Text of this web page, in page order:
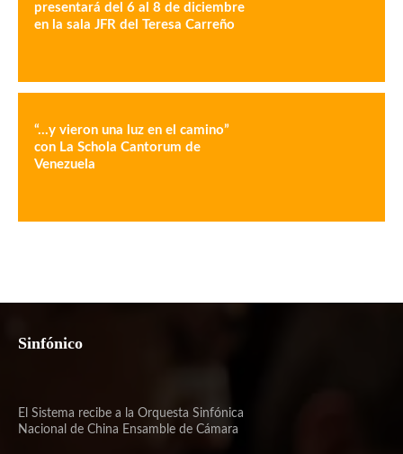
presentará del 6 al 8 de diciembre
en la sala JFR del Teresa Carreño
“…y vieron una luz en el camino”
con La Schola Cantorum de
Venezuela
Sinfónico
El Sistema recibe a la Orquesta Sinfónica
Nacional de China Ensamble de Cámara